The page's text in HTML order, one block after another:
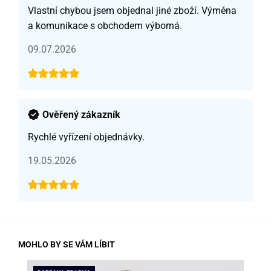
Vlastní chybou jsem objednal jiné zboží. Výměna
a komunikace s obchodem výborná.
09.07.2026
Ověřený zákazník
Rychlé vyřízení objednávky.
19.05.2026
MOHLO BY SE VÁM LÍBIT